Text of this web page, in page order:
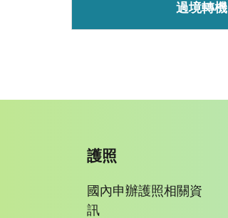
過境轉機
護照
國內申辦護照相關資
訊